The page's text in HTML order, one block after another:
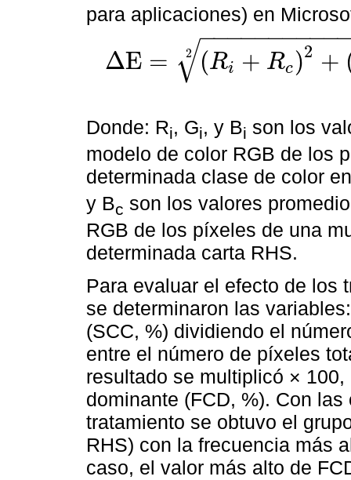
para aplicaciones) en
ΔE = (Ri + Rc )2 +
−−−−−−−−−−
√
2
∆E=Ri+ c2+ 1+ G c2 +B1-B c22
Donde: Ri, Gi, y Bi son los
modelo de color RGB de los
determinada clase de color
y Bc son los valores
RGB de los píxeles de una
determinada carta RHS.
Para evaluar el efecto de los
se determinaron las
(SCC, %) dividiendo el
entre el número de píxeles
resultado se multiplicó ×
dominante (FCD, %). Con
tratamiento se obtuvo el
RHS) con la frecuencia más
caso, el valor más alto de